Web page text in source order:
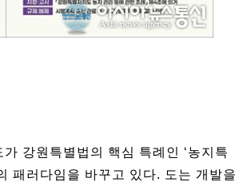
강원특별법의 핵심 특례인 ‘농지특
패러다임을 바꾸고 있다. 도는 개발을